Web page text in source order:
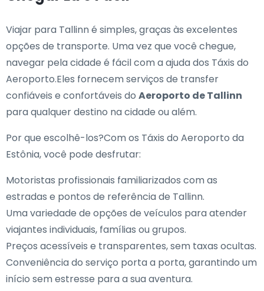
Viajar para Tallinn é simples, graças às excelentes
opções de transporte. Uma vez que você chegue,
navegar pela cidade é fácil com a ajuda dos Táxis do
Aeroporto.Eles fornecem serviços de transfer
confiáveis e confortáveis do Aeroporto de Tallinn
para qualquer destino na cidade ou além.
Por que escolhê-los?Com os Táxis do Aeroporto da
Estônia, você pode desfrutar:
Motoristas profissionais familiarizados com as
estradas e pontos de referência de Tallinn.
Uma variedade de opções de veículos para atender
viajantes individuais, famílias ou grupos.
Preços acessíveis e transparentes, sem taxas ocultas.
Conveniência do serviço porta a porta, garantindo um
início sem estresse para a sua aventura.